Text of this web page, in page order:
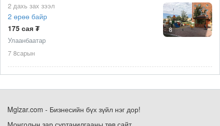
8
2 дахь зах зээл
2 өрөө байр
175 сая ₮
Улаанбаатар
7 8сарын
Mglzar.com - Бизнесийн бүх зүйл нэг дор!
Монголын зар суртачилгааны төв сайт.